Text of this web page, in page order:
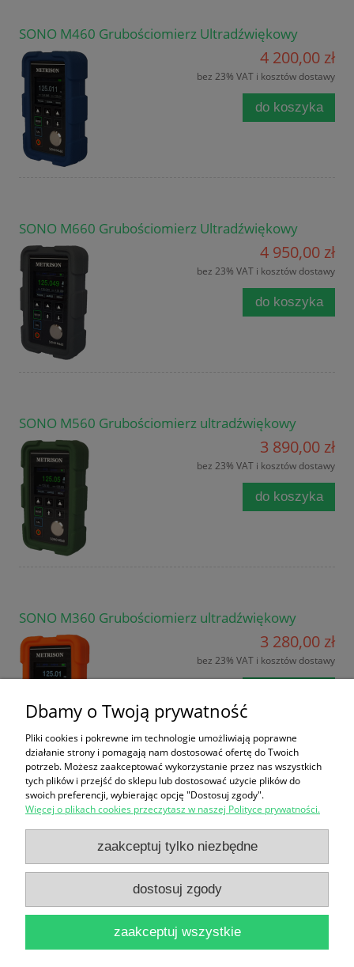
SONO M460 Grubościomierz Ultradźwiękowy
4 200,00 zł
bez 23% VAT i kosztów dostawy
do koszyka
SONO M660 Grubościomierz Ultradźwiękowy
4 950,00 zł
bez 23% VAT i kosztów dostawy
do koszyka
SONO M560 Grubościomierz ultradźwiękowy
3 890,00 zł
bez 23% VAT i kosztów dostawy
do koszyka
SONO M360 Grubościomierz ultradźwiękowy
3 280,00 zł
bez 23% VAT i kosztów dostawy
Zakupy
Pomoc
Moje konto
Informacje
Dbamy o Twoją prywatność
Pliki cookies i pokrewne im technologie umożliwiają poprawne
działanie strony i pomagają nam dostosować ofertę do Twoich
potrzeb. Możesz zaakceptować wykorzystanie przez nas wszystkich
tych plików i przejść do sklepu lub dostosować użycie plików do
swoich preferencji, wybierając opcję "Dostosuj zgody".
Więcej o plikach cookies przeczytasz w naszej Polityce prywatności.
zaakceptuj tylko niezbędne
dostosuj zgody
zaakceptuj wszystkie